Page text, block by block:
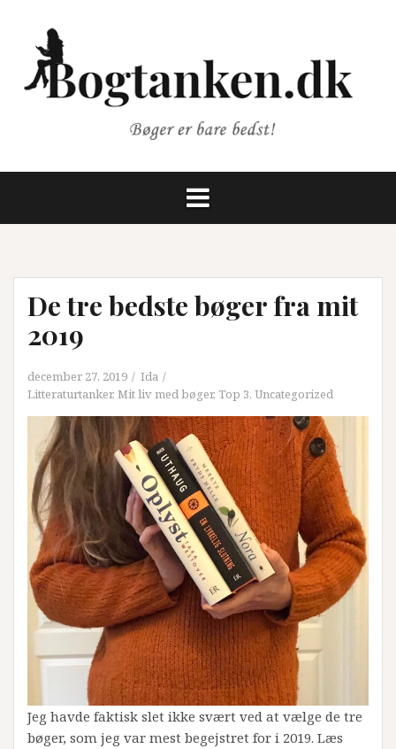
indhold
De tre bedste bøger fra mit
2019
december 27, 2019
Ida
Litteraturtanker, Mit liv med bøger, Top 3, Uncategorized
Jeg havde faktisk slet ikke svært ved at vælge de tre
bøger, som jeg var mest begejstret for i 2019. Læs